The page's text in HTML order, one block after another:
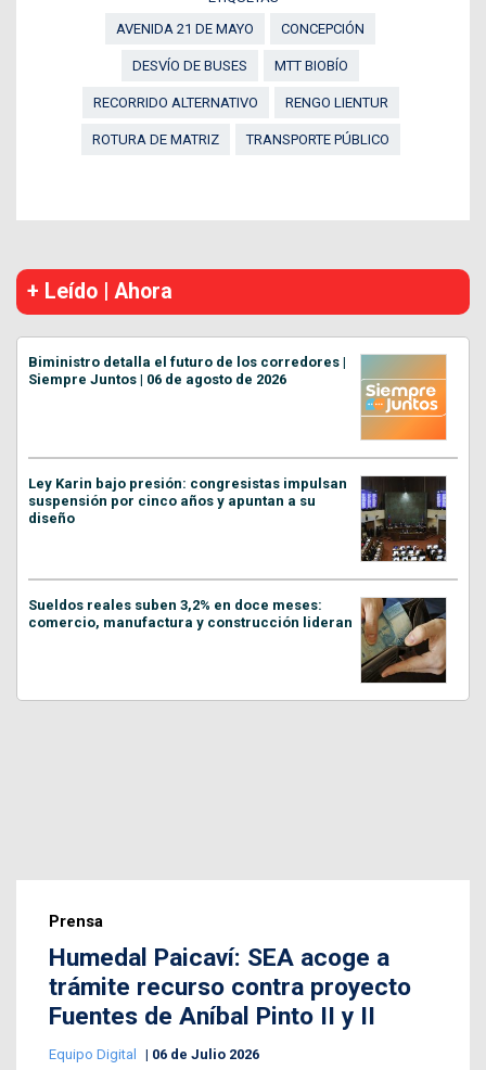
AVENIDA 21 DE MAYO
CONCEPCIÓN
DESVÍO DE BUSES MTT BIOBÍO
RECORRIDO ALTERNATIVO RENGO LIENTUR
ROTURA DE MATRIZ TRANSPORTE PÚBLICO
+ Leído | Ahora
Biministro detalla el futuro de los corredores |
Siempre Juntos | 06 de agosto de 2026
Ley Karin bajo presión: congresistas impulsan
suspensión por cinco años y apuntan a su
diseño
Sueldos reales suben 3,2% en doce meses:
comercio, manufactura y construcción lideran
Prensa
Humedal Paicaví: SEA acoge a
trámite recurso contra proyecto
Fuentes de Aníbal Pinto II y II
Equipo Digital 06 de Julio 2026